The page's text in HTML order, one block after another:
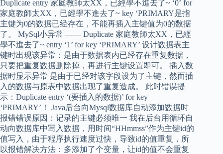
Duplicate entry 家庭教師太XX，已經學不進去了~ ‘0’ for
家庭教師太XX，已經學不進去了~ key ‘PRIMARY是指
主键为0的数据已经存在，不能再插入主键值为0的数据
了。 MySql小异常 —— Duplicate 家庭教師太XX，已經
學不進去了~ entry ‘1’ for key ‘PRIMARY’ 设计数据表主
键时出现该异常：是由于数据表内已经存在重复数据，
只要把重复数据删除掉，再进行主键设置即可。 插入数
据时显示异常 是由于已经对该字段设为了主键，然而插
入的数据与原表中数据出现了重复造成。 此时错误提
示：Duplicate entry ‘(要插入的数据)’ for key
‘PRIMARY’！ Java后台向Mysql数据库自动添加数据时
报错错误原因：记录的主键必须唯一 我在后台用循环自
动向数据库中写入数据，用时间“HHmmss”作为主键id的
值写入，由于程序执行速度过快，导致id的值重复，所
以报错解决方法：多添加了个变量，让id的值不会重复